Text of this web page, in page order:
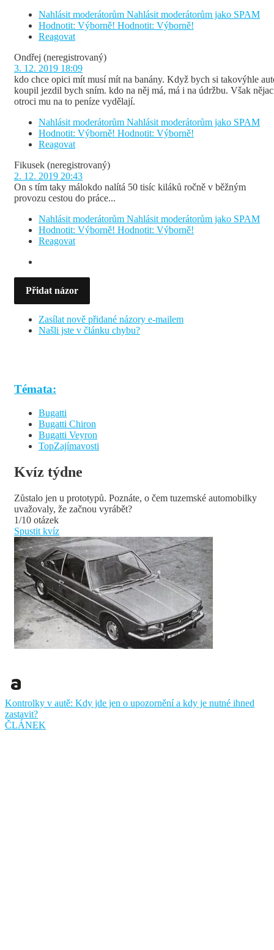
Nahlásit moderátorům Nahlásit moderátorům jako SPAM
Hodnotit: Výborně! Hodnotit: Výborně!
Reagovat
Ondřej (neregistrovaný)
3. 12. 2019 18:09
kdo chce opici mít musí mít na banány. Když bych si takovýhle
koupil jezdil bych sním. kdo na něj má, má i na údržbu. Však
otroci mu na to peníze vydělají.
Nahlásit moderátorům Nahlásit moderátorům jako SPAM
Hodnotit: Výborně! Hodnotit: Výborně!
Reagovat
Fikusek (neregistrovaný)
2. 12. 2019 20:43
On s tím taky málokdo nalítá 50 tisíc kiláků ročně v běžným
provozu cestou do práce...
Nahlásit moderátorům Nahlásit moderátorům jako SPAM
Hodnotit: Výborně! Hodnotit: Výborně!
Reagovat
Přidat názor
Zasílat nově přidané názory e-mailem
Našli jste v článku chybu?
Témata:
Bugatti
Bugatti Chiron
Bugatti Veyron
TopZajímavosti
Kvíz týdne
Zůstalo jen u prototypů. Poznáte, o čem tuzemské automobilky
uvažovaly, že začnou vyrábět?
1/10 otázek
Spustit kvíz
Kontrolky v autě: Kdy jde jen o upozornění a kdy je nutné ihned
zastavit?
ČLÁNEK